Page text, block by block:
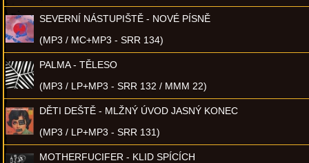
SEVERNÍ NÁSTUPIŠTĚ - NOVÉ PÍSNĚ
(MP3 / MC+MP3 - SRR 134)
PALMA - TĚLESO
(MP3 / LP+MP3 - SRR 132 / MMM 22)
DĚTI DEŠTĚ - MLŽNÝ ÚVOD JASNÝ KONEC
(MP3 / LP+MP3 - SRR 131)
MOTHERFUCIFER - KLID SPÍCÍCH